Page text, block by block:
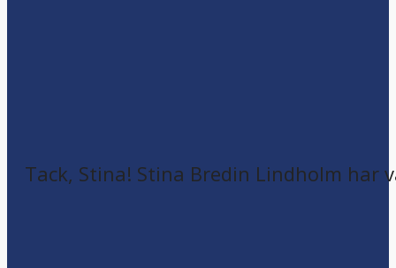
Tack, Stina! Stina Bredin Lindholm har